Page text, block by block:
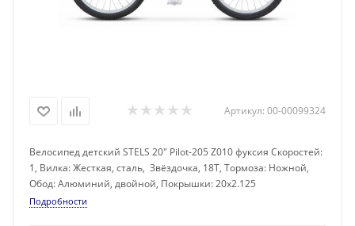
Артикул: 00-00099324
Велосипед детский STELS 20" Pilot-205 Z010 фуксия Скоростей:
1, Вилка: Жесткая, сталь, Звёздочка, 18Т, Тормоза: Ножной,
Обод: Алюминий, двойной, Покрышки: 20x2.125
Подробности